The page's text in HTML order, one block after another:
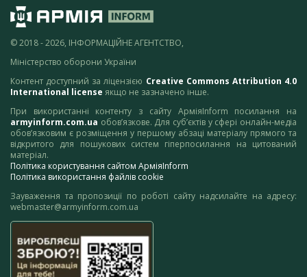
© 2018 - 2026, ІНФОРМАЦІЙНЕ АГЕНТСТВО,
Міністерство оборони України
Контент доступний за ліцензією Creative Commons Attribution 4.0
International license якщо не зазначено інше.
При використанні контенту з сайту АрміяInform посилання на
armyinform.com.ua обов’язкове. Для суб’єктів у сфері онлайн-медіа
обов’язковим є розміщення у першому абзаці матеріалу прямого та
відкритого для пошукових систем гіперпосилання на цитований
матеріал.
Політика користування сайтом АрміяInform
Політика використання файлів cookie
Зауваження та пропозиції по роботі сайту надсилайте на адресу:
webmaster@armyinform.com.ua